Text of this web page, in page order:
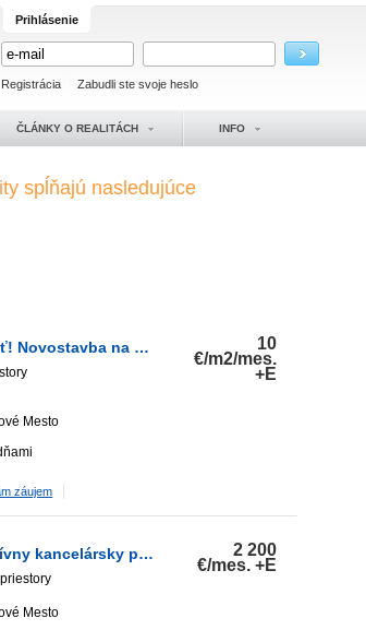
Prihlásenie
Registrácia Zabudli ste svoje heslo
ČLÁNKY O REALITÁCH INFO
spĺňajú nasledujúce
Nepremeškajte príležitosť! Novostavba na prenájom 300m2, 3x 200m2 , TOP lokalita pri hlavnej ce
Mesto
10
€/m2/mes.
+E
záujem
Na prenájom reprezentatívny kancelársky priestor s terasou
Mesto
2 200
€/mes. +E